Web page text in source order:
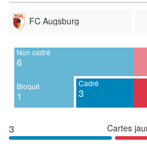
FC Augsburg
Non cadré
6
Bloqué
1
Cadré
3
3 Cartes